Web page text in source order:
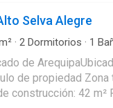
Selva Alegre
· 2 Dormitorios · 1
de
propiedad Zona
42 m² Precio: $ 55,000 dólares